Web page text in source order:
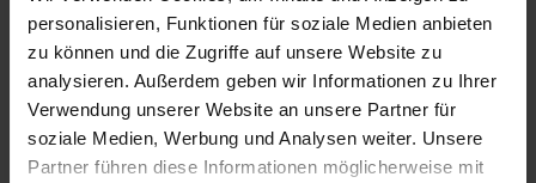
personalisieren, Funktionen für soziale Medien anbieten
zu können und die Zugriffe auf unsere Website zu
analysieren. Außerdem geben wir Informationen zu Ihrer
Verwendung unserer Website an unsere Partner für
soziale Medien, Werbung und Analysen weiter. Unsere
Partner führen diese Informationen möglicherweise mit